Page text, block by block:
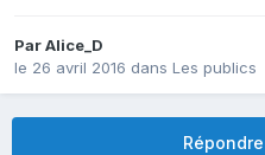
Par Alice_D
le 26 avril 2016 dans Les publics